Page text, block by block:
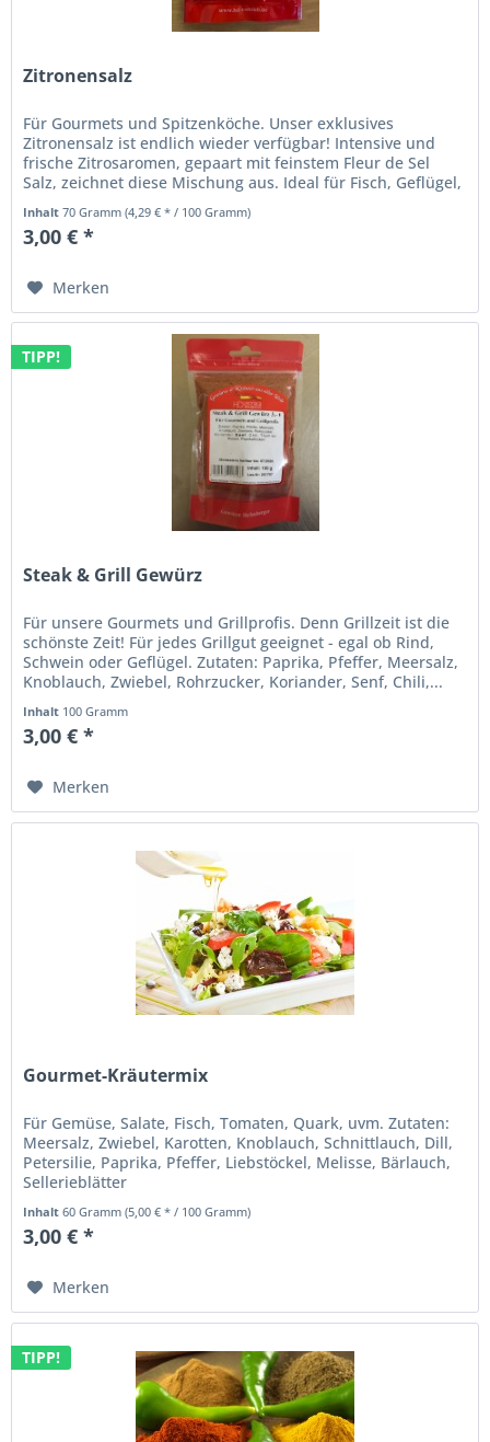
Zitronensalz
Für Gourmets und Spitzenköche. Unser exklusives
Zitronensalz ist endlich wieder verfügbar! Intensive und
frische Zitrosaromen, gepaart mit feinstem Fleur de Sel
Salz, zeichnet diese Mischung aus. Ideal für Fisch, Geflügel,
Inhalt70 Gramm(4,29 € * / 100 Gramm)
3,00 € *
Merken
TIPP!
Steak & Grill Gewürz
Für unsere Gourmets und Grillprofis. Denn Grillzeit ist die
schönste Zeit! Für jedes Grillgut geeignet - egal ob Rind,
Schwein oder Geflügel. Zutaten: Paprika, Pfeffer, Meersalz,
Knoblauch, Zwiebel, Rohrzucker, Koriander, Senf, Chili,...
Inhalt 100 Gramm
3,00 € *
Merken
Gourmet-Kräutermix
Für Gemüse, Salate, Fisch, Tomaten, Quark, uvm. Zutaten:
Meersalz, Zwiebel, Karotten, Knoblauch, Schnittlauch, Dill,
Petersilie, Paprika, Pfeffer, Liebstöckel, Melisse, Bärlauch,
Sellerieblätter
Inhalt60 Gramm(5,00 € * / 100 Gramm)
3,00 € *
Merken
TIPP!